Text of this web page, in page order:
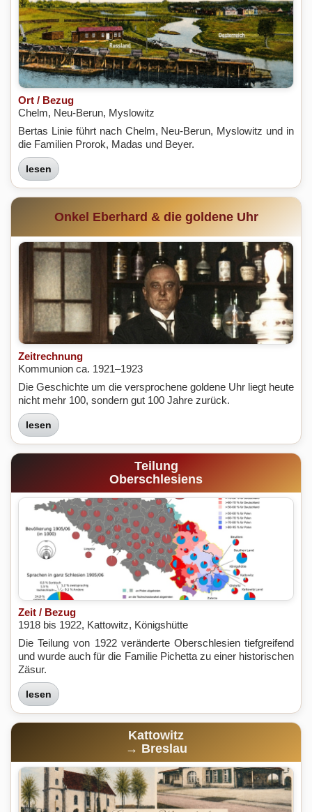
Ort / Bezug
Chelm, Neu-Berun, Myslowitz
Bertas Linie führt nach Chelm, Neu-Berun, Myslowitz und in
die Familien Prorok, Madas und Beyer.
lesen
Onkel Eberhard & die goldene Uhr
Zeitrechnung
Kommunion ca. 1921–1923
Die Geschichte um die versprochene goldene Uhr liegt heute
nicht mehr 100, sondern gut 100 Jahre zurück.
lesen
Teilung
Oberschlesiens
Zeit / Bezug
1918 bis 1922, Kattowitz, Königshütte
Die Teilung von 1922 veränderte Oberschlesien tiefgreifend
und wurde auch für die Familie Pichetta zu einer historischen
Zäsur.
lesen
Kattowitz
→ Breslau